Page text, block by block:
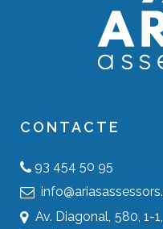
CONTACTE
93 454 50 95
Av. Diagonal, 580, 1-